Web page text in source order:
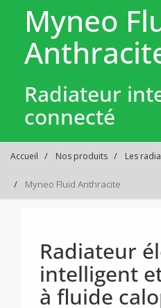
Myneo
Radiateur
connecté
Accueil Nos produits Les
Myneo Fluid Anthracite